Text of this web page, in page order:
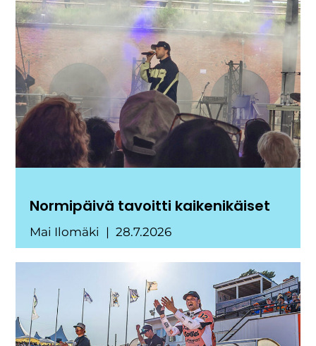
Normipäivä tavoitti kaikenikäiset
Mai Ilomäki 28.7.2026